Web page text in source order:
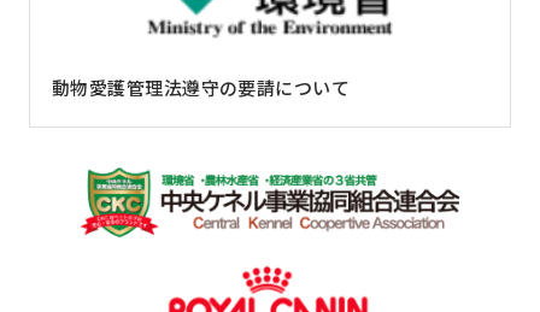
動物愛護管理法遵守の要請について